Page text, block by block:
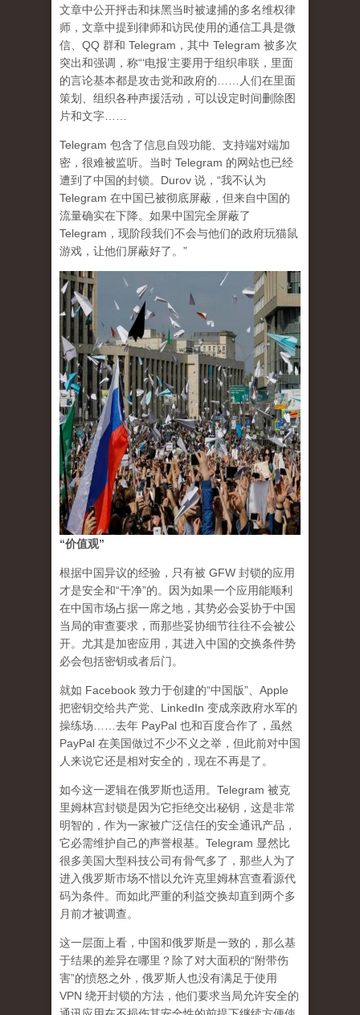
文章中公开抨击和抹黑当时被逮捕的多名维权律
师，文章中提到律师和访民使用的通信工具是微
信、QQ 群和 Telegram，其中 Telegram 被多次
突出和强调，称“‘电报’主要用于组织串联，里面
的言论基本都是攻击党和政府的……人们在里面
策划、组织各种声援活动，可以设定时间删除图
片和文字……
Telegram 包含了信息自毁功能、支持端对端加
密，很难被监听。当时 Telegram 的网站也已经
遭到了中国的封锁。Durov 说，“我不认为
Telegram 在中国已被彻底屏蔽，但来自中国的
流量确实在下降。如果中国完全屏蔽了
Telegram，现阶段我们不会与他们的政府玩猫鼠
游戏，让他们屏蔽好了。”
“价值观”
根据中国异议的经验，只有被 GFW 封锁的应用
才是安全和“干净”的。因为如果一个应用能顺利
在中国市场占据一席之地，其势必会妥协于中国
当局的审查要求，而那些妥协细节往往不会被公
开。尤其是加密应用，其进入中国的交换条件势
必会包括密钥或者后门。
就如 Facebook 致力于创建的“中国版”、Apple
把密钥交给共产党、LinkedIn 变成亲政府水军的
操练场……去年 PayPal 也和百度合作了，虽然
PayPal 在美国做过不少不义之举，但此前对中国
人来说它还是相对安全的，现在不再是了。
如今这一逻辑在俄罗斯也适用。Telegram 被克
里姆林宫封锁是因为它拒绝交出秘钥，这是非常
明智的，作为一家被广泛信任的安全通讯产品，
它必需维护自己的声誉根基。Telegram 显然比
很多美国大型科技公司有骨气多了，那些人为了
进入俄罗斯市场不惜以允许克里姆林宫查看源代
码为条件。而如此严重的利益交换却直到两个多
月前才被调查。
这一层面上看，中国和俄罗斯是一致的，那么基
于结果的差异在哪里？除了对大面积的“附带伤
害”的愤怒之外，俄罗斯人也没有满足于使用
VPN 绕开封锁的方法，他们要求当局允许安全的